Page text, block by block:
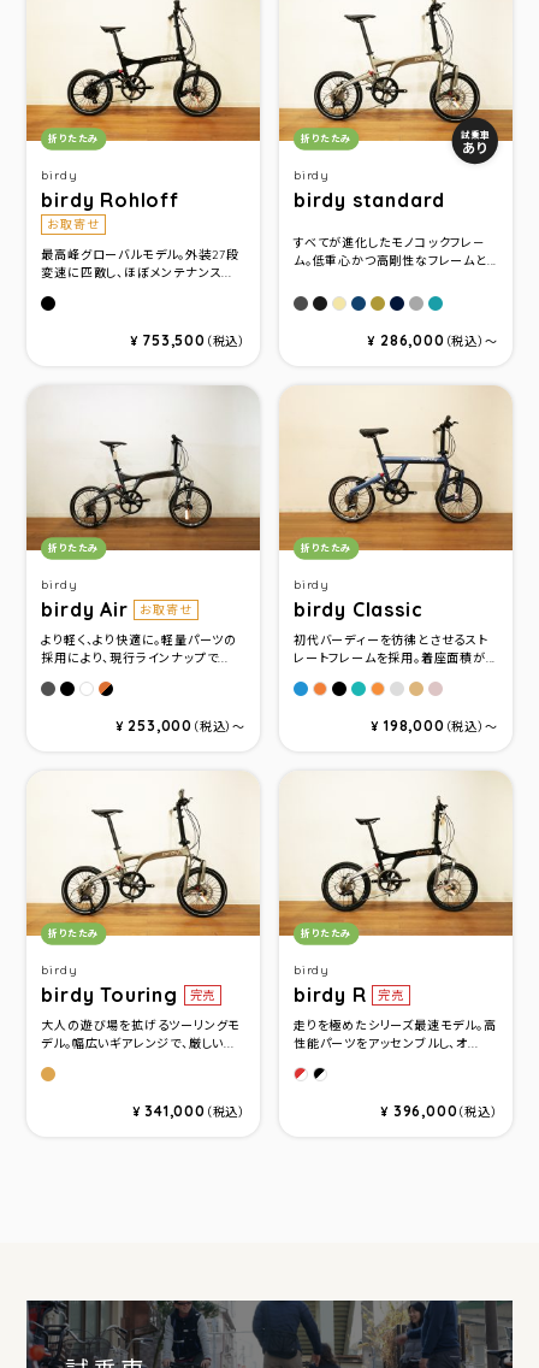
birdy
birdy Rohloff
お取寄せ
カテゴリ：
折りたたみ
最高峰グローバルモデル。外装27段
変速に匹敵し、ほぼメンテナンス...
グロスブラック
¥ 753,500 （税込）
birdy
birdy standard
カテゴリ：
折りたたみ 試乗車
あり
すべてが進化したモノコックフレ－
ム。低重心かつ高剛性なフレームと...
グラファイト
マットチャコ－ル
サンディーベージュ
サンディーブルー
サテンメタリックグ
グロスミッドナ
ナルドグレー
ターコイズ
¥ 286,000 （税込）〜
birdy
birdy Air お取寄せ
カテゴリ：
折りたたみ
より軽く、より快適に。軽量パーツの
採用により、現行ラインナップで...
マ－キュリグレ－
インクブラック
パープルホワイト
ウイスキーブラウン＆マットブラック
¥ 253,000 （税込）〜
birdy
birdy Classic
カテゴリ：
折りたたみ
初代バーディーを彷彿とさせるスト
レートフレームを採用。着座面積が...
フォギーブル－メタリック
サンセットオレンジメタリ
セミマットブラックメタ
マットパステルターコ
マットオレンジ
ミリタリーグレー
シャンパンゴ
ローズゴー
¥ 198,000 （税込）〜
birdy
birdy Touring 完売
カテゴリ：
折りたたみ
大人の遊び場を拡げるツーリングモ
デル。幅広いギアレンジで、厳しい...
ラヴァブラウン
¥ 341,000 （税込）
birdy
birdy R 完売
カテゴリ：
折りたたみ
走りを極めたシリーズ最速モデル。高
性能パーツをアッセンブルし、オ...
グロッシーレッド
ブラック
¥ 396,000（税込）